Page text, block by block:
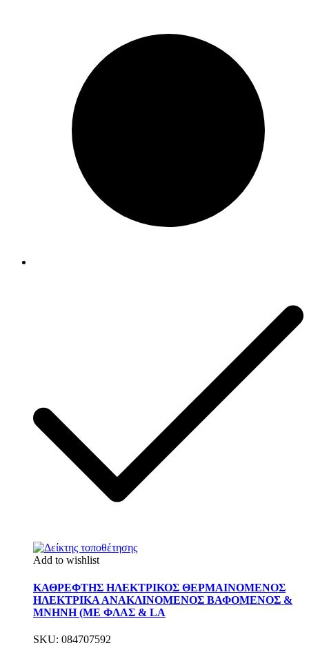
Add to wishlist
ΚΑΘΡΕΦΤΗΣ ΗΛΕΚΤΡΙΚΟΣ ΘΕΡΜΑΙΝΟΜΕΝΟΣ
ΗΛΕΚΤΡΙΚΑ ΑΝΑΚΛΙΝΟΜΕΝΟΣ ΒΑΦΟΜΕΝΟΣ &
ΜΝΗΝΗ (ΜΕ ΦΛΑΣ & LA
SKU: 084707592